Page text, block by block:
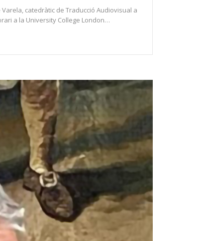
catedràtic de Traducció Audiovisual a
a la University College London…